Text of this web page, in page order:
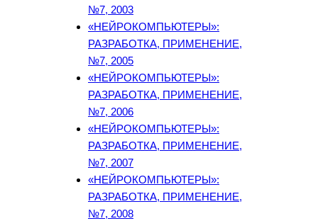
№7, 2003
«НЕЙРОКОМПЬЮТЕРЫ»:
РАЗРАБОТКА, ПРИМЕНЕНИЕ,
№7, 2005
«НЕЙРОКОМПЬЮТЕРЫ»:
РАЗРАБОТКА, ПРИМЕНЕНИЕ,
№7, 2006
«НЕЙРОКОМПЬЮТЕРЫ»:
РАЗРАБОТКА, ПРИМЕНЕНИЕ,
№7, 2007
«НЕЙРОКОМПЬЮТЕРЫ»:
РАЗРАБОТКА, ПРИМЕНЕНИЕ,
№7, 2008